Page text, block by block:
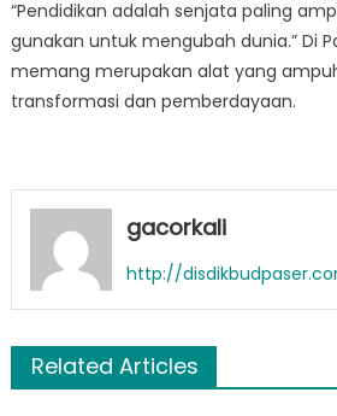
“Pendidikan adalah senjata paling
gunakan untuk mengubah dunia.” Di
memang merupakan alat yang
transformasi dan pemberdayaan.
gacorkali
http://
Related Articles